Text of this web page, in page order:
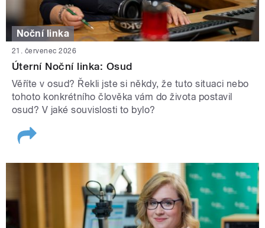
Noční linka
21. červenec 2026
Úterní Noční linka: Osud
Věříte v osud? Řekli jste si někdy, že tuto situaci nebo
tohoto konkrétního člověka vám do života postavil
osud? V jaké souvislosti to bylo?